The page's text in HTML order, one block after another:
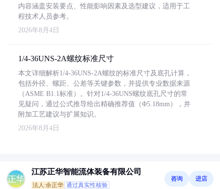
内容涵盖安装要点、性能影响因素及选型建议，适用于工
程技术人员参考。
2026年8月4日
1/4-36UNS-2A螺纹标准尺寸
本文详细解析1/4-36UNS-2A螺纹的标准尺寸及底孔计算，
包括外径、螺距、公差等关键参数，并提供专业数据来源
（ASME B1.1标准）。针对1/4-36UNS螺纹底孔尺寸的常
见疑问，通过公式推导给出精确推荐值（Φ5.18mm），并
附加工艺建议与扩展知识。
2026年8月4日
江苏正华智能流体装备有限公司
法人:余正华 通过真实性核验
咨询 进店